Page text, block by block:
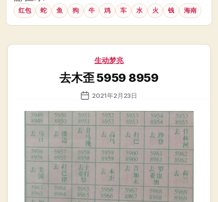
红包 蛇 鱼 狗 牛 鸡 车 水 火 钱 海南
分
生动梦兆
去木歪 5959 8959
发
日
期
2021年2月23日